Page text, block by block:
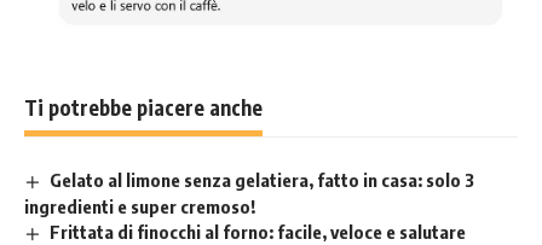
Ti potrebbe piacere anche
Gelato al limone senza gelatiera, fatto in casa: solo 3
ingredienti e super cremoso!
Frittata di finocchi al forno: facile, veloce e salutare